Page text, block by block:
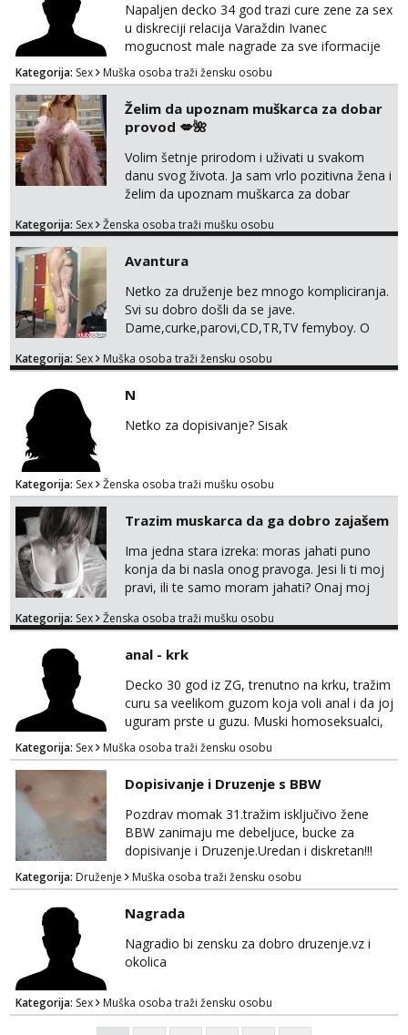
Napaljen decko 34 god trazi cure zene za sex
u diskreciji relacija Varaždin Ivanec
mogucnost male nagrade za sve iformacije
pisite na broj 098819637 pusa
Kategorija: Sex Muška osoba traži žensku osobu
Želim da upoznam muškarca za dobar
provod 💋🌺
Volim šetnje prirodom i uživati u svakom
danu svog života. Ja sam vrlo pozitivna žena i
želim da upoznam muškarca za dobar
na link ispod i nadji me tamo, cekam te!
Kategorija: Sex Ženska osoba traži mušku osobu
Avantura
Netko za druženje bez mnogo kompliciranja.
Svi su dobro došli da se jave.
Dame,curke,parovi,CD,TR,TV femyboy. O
nemam ali ako smo za druženje možemo
Kategorija: Sex Muška osoba traži žensku osobu
N
Netko za dopisivanje? Sisak
Kategorija: Sex Ženska osoba traži mušku osobu
Trazim muskarca da ga dobro zajašem
Ima jedna stara izreka: moras jahati puno
konja da bi nasla onog pravoga. Jesi li ti moj
pravi, ili te samo moram jahati? Onaj moj
na sexdater link i javi mi se tamo....
Kategorija: Sex Ženska osoba traži mušku osobu
anal - krk
Decko 30 god iz ZG, trenutno na krku, tražim
curu sa veelikom guzom koja voli anal i da joj
uguram prste u guzu. Muski homoseksualci,
parovi i transiči odjebite, ne zanimate me. Bilo
kakva placanja opcenito (gotovina) ili
unaprijed (aircash, paysafecard, bonovi) ne
dolaze u obzir. Javit se prvo porukom na
whatsapp 0958048882.
Kategorija: Sex Muška osoba traži žensku osobu
Dopisivanje i Druzenje s BBW
Pozdrav momak 31.tražim isključivo žene
BBW zanimaju me debeljuce, bucke za
dopisivanje i Druzenje.Uredan i diskretan!!!
Kategorija: Druženje Muška osoba traži žensku osobu
Nagrada
Nagradio bi zensku za dobro druzenje.vz i
okolica
Kategorija: Sex Muška osoba traži žensku osobu